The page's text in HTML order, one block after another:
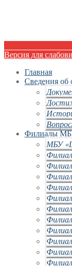
Версия для
Главная
Сведения об
Филиалы
МБУ